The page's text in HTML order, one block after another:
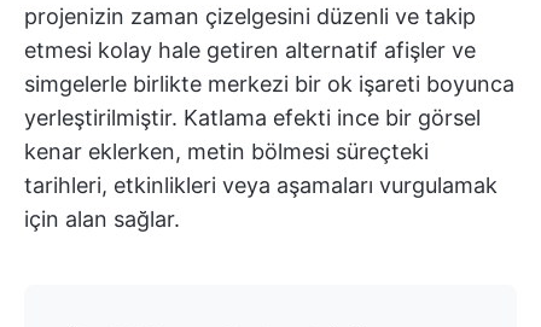
projenizin zaman çizelgesini düzenli ve takip
etmesi kolay hale getiren alternatif afişler ve
simgelerle birlikte merkezi bir ok işareti boyunca
yerleştirilmiştir. Katlama efekti ince bir görsel
kenar eklerken, metin bölmesi süreçteki
tarihleri, etkinlikleri veya aşamaları vurgulamak
için alan sağlar.